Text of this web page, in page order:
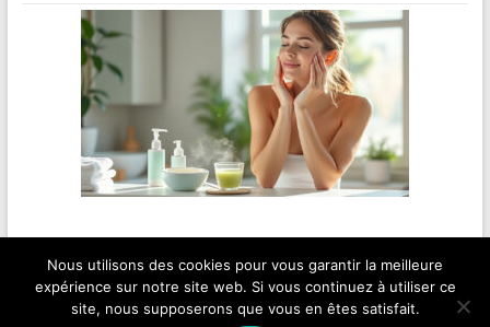
Routine bien-être express pour les matins pressés
Nous utilisons des cookies pour vous garantir la meilleure
expérience sur notre site web. Si vous continuez à utiliser ce
site, nous supposerons que vous en êtes satisfait.